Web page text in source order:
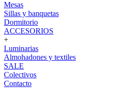
Mesas
Sillas y banquetas
Dormitorio
ACCESORIOS
+
Luminarias
Almohadones y textiles
SALE
Colectivos
Contacto